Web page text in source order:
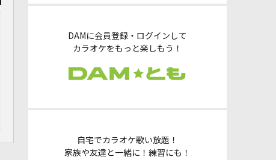
DAMに会員登録・ログインして
カラオケをもっと楽しもう！
自宅でカラオケ歌い放題！
家族や友達と一緒に！練習にも！